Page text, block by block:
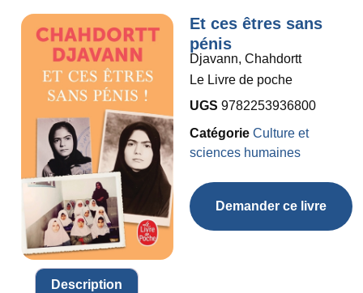
Et ces êtres sans
pénis
Djavann, Chahdortt
Le Livre de poche
UGS 9782253936800
Catégorie Culture et
sciences humaines
Demander ce livre
Description